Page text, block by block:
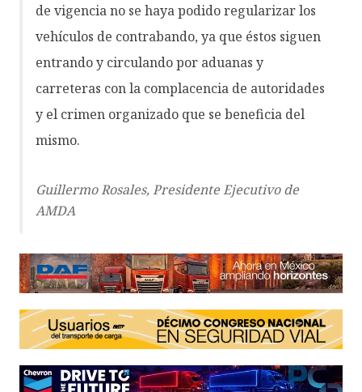
de vigencia no se haya podido regularizar los
vehículos de contrabando, ya que éstos siguen
entrando y circulando por aduanas y
carreteras con la complacencia de autoridades
y el crimen organizado que se beneficia del
mismo.
Guillermo Rosales, Presidente Ejecutivo de
AMDA